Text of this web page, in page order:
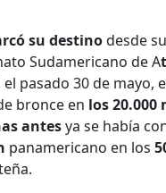
su destinodesde
Sudamericano de A
el pasado 30 de mayo,
bronce en los 20.000
antesya se había
panamericano en los